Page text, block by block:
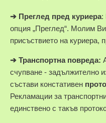
➔ Преглед пред куриера:
опция „Преглед“. Молим
присъствието на куриера,
➔ Транспортна повреда:
счупване - задължително
състави констативен
Рекламации за
единствено с такъв